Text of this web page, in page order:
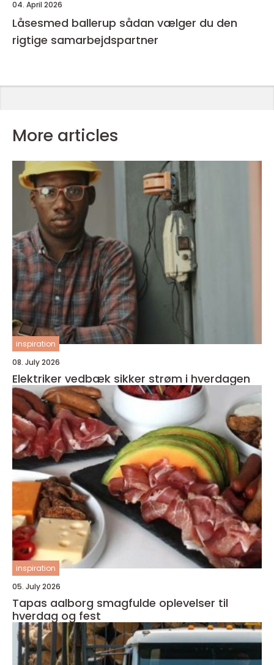
04. April 2026
Låsesmed ballerup sådan vælger du den
rigtige samarbejdspartner
More articles
inspiration
08. July 2026
Elektriker vedbæk sikker strøm i hverdagen
inspiration
05. July 2026
Tapas aalborg smagfulde oplevelser til
hverdag og fest